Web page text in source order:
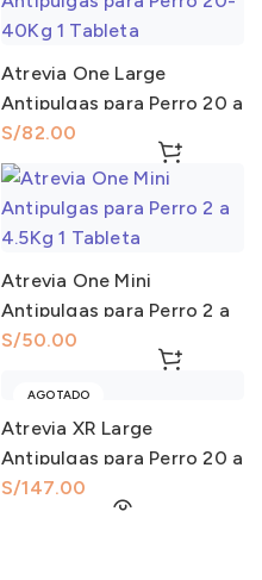
Atrevia One Large
Antipulgas para Perro 20 a
40Kg 1 Tableta
S/
Atrevia One Mini
Antipulgas para Perro 2 a
4.5Kg 1 Tableta
S/
AGOTADO
Atrevia XR Large
Antipulgas para Perro 20 a
40Kg 1 Tableta
S/